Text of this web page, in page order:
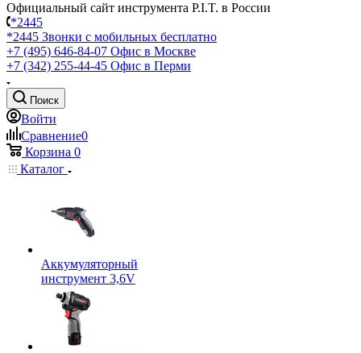
Официальный сайт инструмента P.I.T. в России
*2445
*2445 Звонки с мобильных бесплатно
+7 (495) 646-84-07 Офис в Москве
+7 (342) 255-44-45 Офис в Перми
Поиск
Войти
Сравнение0
Корзина 0
Каталог
Аккумуляторный
инструмент 3,6V